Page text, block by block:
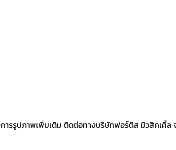
รรูปภาพเพิ่มเติม ติดต่อทางบริษัทฟอร์ติส มิวสิคเคิ้ล